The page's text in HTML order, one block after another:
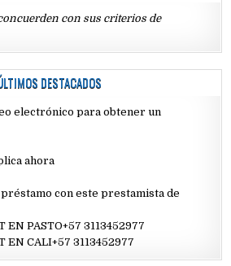
con sus criterios de
DESTACADOS
electrónico para obtener un
ahora
con este prestamista de
EN PASTO+57 3113452977
EN CALI+57 3113452977